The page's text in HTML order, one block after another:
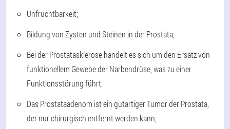
Unfruchtbarkeit;
Bildung von Zysten und Steinen in der Prostata;
Bei der Prostatasklerose handelt es sich um den Ersatz von
funktionellem Gewebe der Narbendrüse, was zu einer
Funktionsstörung führt;
Das Prostataadenom ist ein gutartiger Tumor der Prostata,
der nur chirurgisch entfernt werden kann;